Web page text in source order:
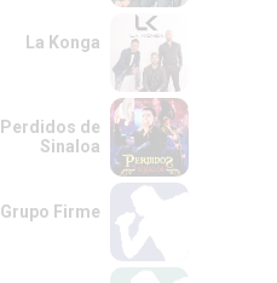
La Konga
Perdidos de
Sinaloa
Grupo Firme